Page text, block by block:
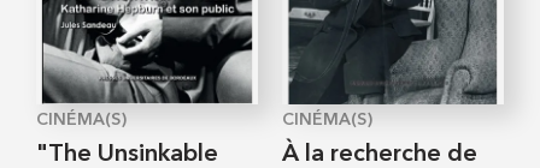
CINÉMA(S)
"The Unsinkable
CINÉMA(S)
À la recherche de